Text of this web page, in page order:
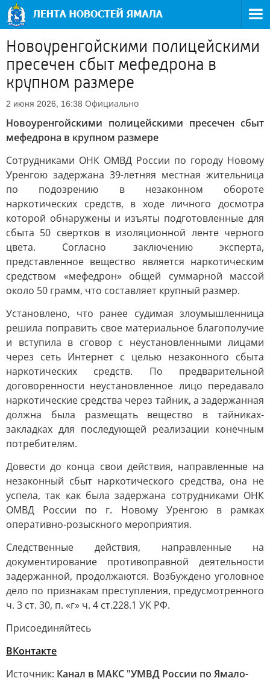
Новоуренгойскими полицейскими
пресечен сбыт мефедрона в
крупном размере
2 июня 2026, 16:38 Официально
Новоуренгойскими полицейскими пресечен сбыт
мефедрона в крупном размере
Cотрудниками ОНК ОМВД России по городу Новому
Уренгою задержана 39-летняя местная жительница
по подозрению в незаконном обороте
наркотических средств, в ходе личного досмотра
которой обнаружены и изъяты подготовленные для
сбыта 50 свертков в изоляционной ленте черного
цвета. Согласно заключению эксперта,
представленное вещество является наркотическим
средством «мефедрон» общей суммарной массой
около 50 грамм, что составляет крупный размер.
Установлено, что ранее судимая злоумышленница
решила поправить свое материальное благополучие
и вступила в сговор с неустановленными лицами
через сеть Интернет с целью незаконного сбыта
наркотических средств. По предварительной
договоренности неустановленное лицо передавало
наркотические средства через тайник, а задержанная
должна была размещать вещество в тайниках-
закладках для последующей реализации конечным
потребителям.
Довести до конца свои действия, направленные на
незаконный сбыт наркотического средства, она не
успела, так как была задержана сотрудниками ОНК
ОМВД России по г. Новому Уренгою в рамках
оперативно-розыскного мероприятия.
Следственные действия, направленные на
документирование противоправной деятельности
задержанной, продолжаются. Возбуждено уголовное
дело по признакам преступления, предусмотренного
ч. 3 ст. 30, п. «г» ч. 4 ст.228.1 УК РФ.
Присоединяйтесь
ВКонтакте
Источник: Канал в МАКС "УМВД России по Ямало-